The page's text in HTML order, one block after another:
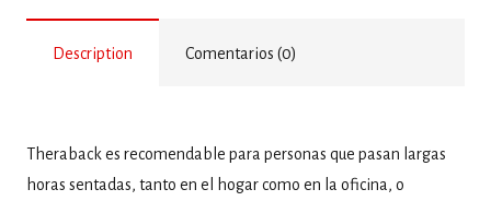
Description Comentarios (0)
Theraback es recomendable para personas que pasan largas
horas sentadas, tanto en el hogar como en la oficina, o